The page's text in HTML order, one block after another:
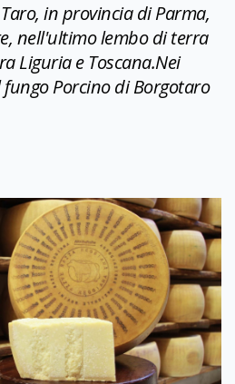
in provincia di Parma,
nell'ultimo lembo di terra
Liguria e Toscana.Nei
Porcino di Borgotaro